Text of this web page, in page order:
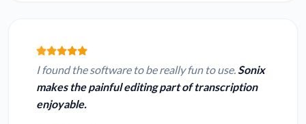
I found the software to be really fun to use.Sonix
makes the painful editing part of transcription
enjoyable.